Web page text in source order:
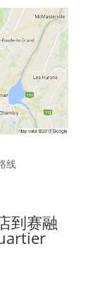
线
到赛融